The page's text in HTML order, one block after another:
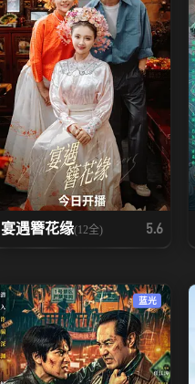
宴遇簪花缘(12全) 5.6
蓝光